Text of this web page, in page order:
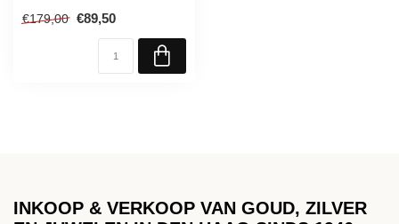
€179,00 €89,50
INKOOP & VERKOOP VAN GOUD, ZILVER